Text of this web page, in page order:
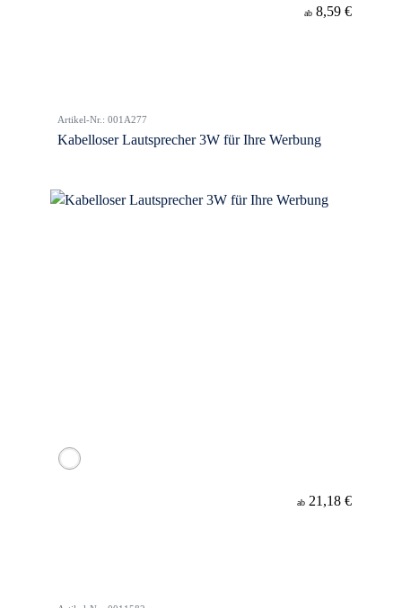
ab 8,59 €
Artikel-Nr.: 001A277
Kabelloser Lautsprecher 3W für Ihre Werbung
ab 21,18 €